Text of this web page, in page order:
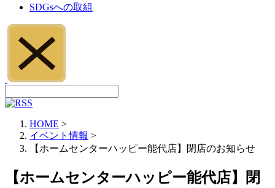
SDGsへの取組
HOME >
イベント情報 >
【ホームセンターハッピー能代店】閉店のお知らせ
【ホームセンターハッピー能代店】閉